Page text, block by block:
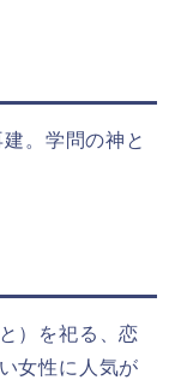
。学問の神と
）を祀る、恋
女性に人気が